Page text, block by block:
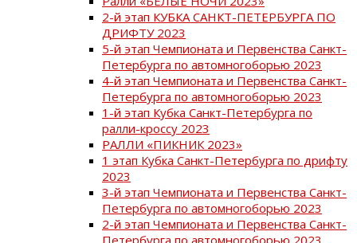
2-й этап КУБКА САНКТ-ПЕТЕРБУРГА ПО
ДРИФТУ 2023
5-й этап Чемпионата и Первенства Санкт-
Петербурга по автомногоборью 2023
4-й этап Чемпионата и Первенства Санкт-
Петербурга по автомногоборью 2023
1-й этап Кубка Санкт-Петербурга по
ралли-кроссу 2023
РАЛЛИ «ПИКНИК 2023»
1 этап Кубка Санкт-Петербурга по дрифту
2023
3-й этап Чемпионата и Первенства Санкт-
Петербурга по автомногоборью 2023
2-й этап Чемпионата и Первенства Санкт-
Петербурга по автомногоборью 2023